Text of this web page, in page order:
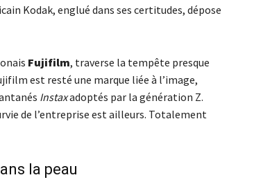
Kodak, englué dans ses certitudes, dépose
Fujifilm, traverse la tempête presque
est resté une marque liée à l’image,
Instaxadoptés par la génération Z.
de l’entreprise est ailleurs. Totalement
la peau